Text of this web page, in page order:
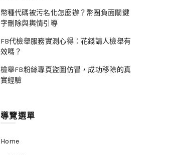
幣種代碼被污名化怎麼辦？幣圈負面關鍵
字刪除與輿情引導
FB代檢舉服務實測心得：花錢請人檢舉有
效嗎？
檢舉FB粉絲專頁盜圖仿冒，成功移除的真
實經驗
導覽選單
Home